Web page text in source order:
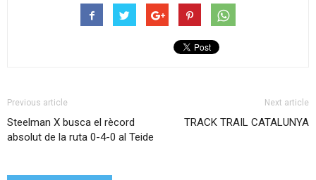
Previous article
Steelman X busca el rècord
absolut de la ruta 0-4-0 al Teide
Next article
TRACK TRAIL CATALUNYA